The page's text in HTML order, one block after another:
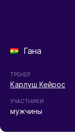
Гана
ТРЕНЕР
Карлуш Кейрос
УЧАСТНИКИ
мужчины